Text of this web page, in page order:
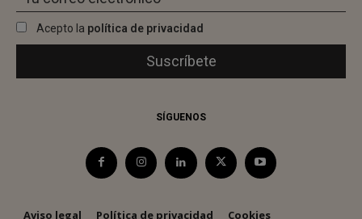
Acepto la política de privacidad
SÍGUENOS
Aviso legal Política de privacidad Cookies